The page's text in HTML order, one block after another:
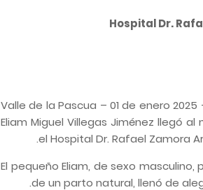
Hospital Dr.
Valle de la Pascua – 01 de enero
Eliam Miguel Villegas Jiménez llegó
el Hospital Dr. Rafael Zamora
El pequeño Eliam, de sexo
de un parto natural, llenó de